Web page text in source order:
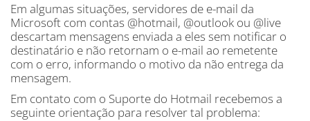
Em algumas situações, servidores de e-mail da
Microsoft com contas @hotmail, @outlook ou @live
descartam mensagens enviada a eles sem notificar o
destinatário e não retornam o e-mail ao remetente
com o erro, informando o motivo da não entrega da
mensagem.
Em contato com o Suporte do Hotmail recebemos a
seguinte orientação para resolver tal problema: